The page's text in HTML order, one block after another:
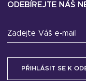
ODEBÍREJTE NÁŠ
Zadejte Váš e-mail